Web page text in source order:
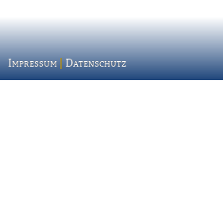
Impressum|Datenschutz